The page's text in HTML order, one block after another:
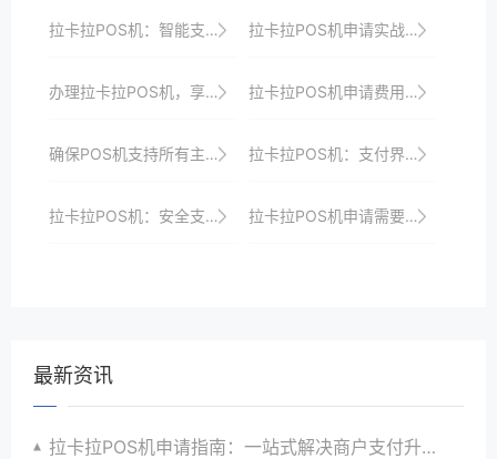
拉卡拉POS机：智能支付，创造新商机 拉卡拉POS机申请实战分享：如何借助支付数据优化经营决策
办理拉卡拉POS机，享受便捷高效的收银体验、一站式解决方案、优惠政策与全方位安全保障 拉卡拉POS机申请费用及隐藏成本分析
确保POS机支持所有主流支付方式。 拉卡拉POS机：支付界的“智能专家”，助力商家赢在未来
拉卡拉POS机：安全支付，让生意无忧 拉卡拉POS机申请需要哪些材料？详细清单
最新资讯
拉卡拉POS机申请指南：一站式解决商户支付升级、智能化与创新需求